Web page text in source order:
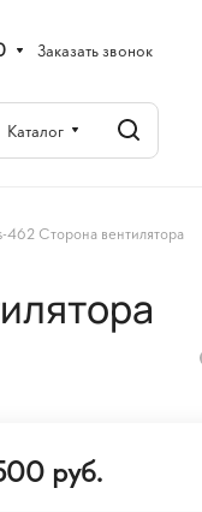
Заказать звонок
Каталог
462 Сторона вентилятора
руб.